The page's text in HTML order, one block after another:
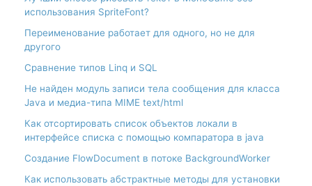
использования SpriteFont?
Переименование работает для одного, но не для
другого
Сравнение типов Linq и SQL
Не найден модуль записи тела сообщения для класса
Java и медиа-типа MIME text/html
Как отсортировать список объектов локали в
интерфейсе списка с помощью компаратора в java
Создание FlowDocument в потоке BackgroundWorker
Как использовать абстрактные методы для установки